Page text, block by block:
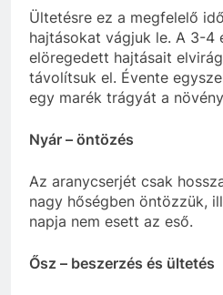
Ültetésre ez a megfelelő
hajtásokat vágjuk le. A 3-4
elöregedett hajtásait
távolítsuk el. Évente
egy marék trágyát a
Nyár – öntözés
Az aranycserjét csak
nagy hőségben öntözzük,
napja nem esett az eső.
Ősz – beszerzés és ültetés